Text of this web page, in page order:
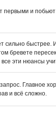
первыми и
сильно
бревете
эти нюансы
Главное
и всё сложно.